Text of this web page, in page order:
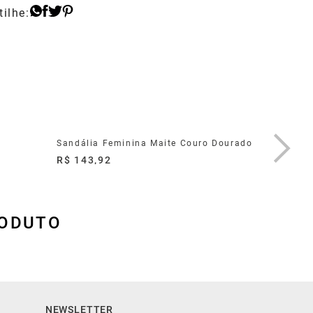
Sandália Feminina Maite Couro Dourado
R$ 143,92 R$
NEWSLETTER